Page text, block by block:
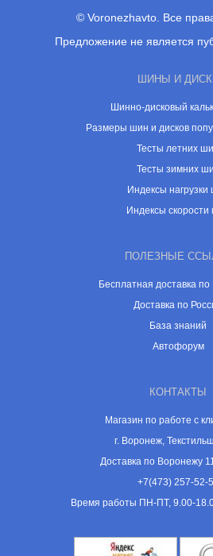
© Voronezhavto. Все
Предложение не является
ШИНЫ И
Шинно-дисковый
Размеры шин и дисков
Тесты летних
Тесты зимних
Индексы нагрузки
Индексы скорости
ПОЛЕЗНЫЕ
Бесплатная доставка
Доставка по
База знаний
Автофорум
КОНТАКТЫ
Магазин по работе с
г. Воронеж,
Доставка по Воронежу
+7(473) 257-52-
Время работы ПН-ПТ, 9.00-